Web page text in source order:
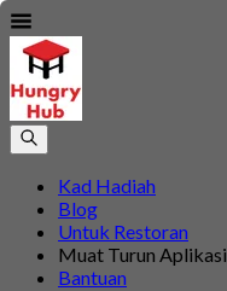
Kad Hadiah
Blog
Untuk Restoran
Muat Turun Aplikasi
Bantuan